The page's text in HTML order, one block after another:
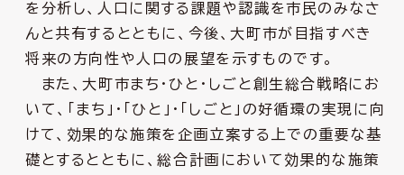
を分析し、人口に関する課題や認識を市民のみなさ
んと共有するとともに、今後、大町市が目指すべき
将来の方向性や人口の展望を示すものです。
また、大町市まち・ひと・しごと創生総合戦略にお
いて、「まち」・「ひと」・「しごと」の好循環の実現に向
けて、効果的な施策を企画立案する上での重要な基
礎とするとともに、総合計画において効果的な施策